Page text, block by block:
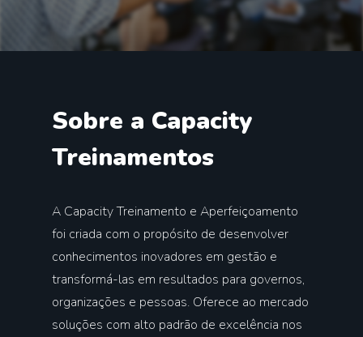
Sobre a Capacity
Treinamentos
A Capacity Treinamento e Aperfeiçoamento
foi criada com o propósito de desenvolver
conhecimentos inovadores em gestão e
transformá-las em resultados para governos,
organizações e pessoas. Oferece ao mercado
soluções com alto padrão de excelência nos